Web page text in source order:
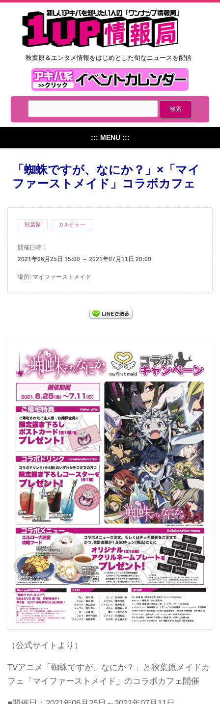
秋葉原＆エンタメ情報をはじめとした旬なニュースを配信
::: MENU :::
「蜘蛛ですが、なにか？」×「マイ
ファーストメイド」コラボカフェ
秋葉原 カルチャー
開催日時：
2021年06月25日 15:00 ～ 2021年07月11日 20:00
場所: マイファーストメイド
（公式サイトより）
TVアニメ「蜘蛛ですが、なにか？」と秋葉原メイドカ
フェ「マイファーストメイド」のコラボカフェ開催